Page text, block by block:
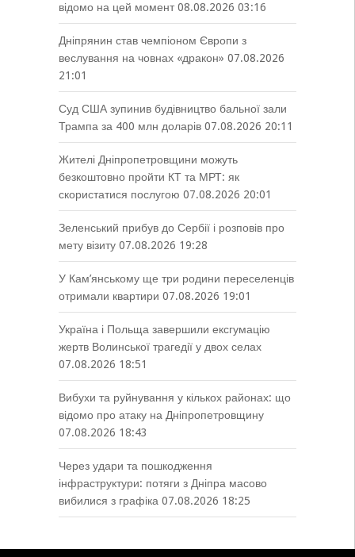
відомо на цей момент 08.08.2026 03:16
Дніпрянин став чемпіоном Європи з
веслування на човнах «дракон» 07.08.2026
21:01
Суд США зупинив будівництво бальної зали
Трампа за 400 млн доларів 07.08.2026 20:11
Жителі Дніпропетровщини можуть
безкоштовно пройти КТ та МРТ: як
скористатися послугою 07.08.2026 20:01
Зеленський прибув до Сербії і розповів про
мету візиту 07.08.2026 19:28
У Кам’янському ще три родини переселенців
отримали квартири 07.08.2026 19:01
Україна і Польща завершили ексгумацію
жертв Волинської трагедії у двох селах
07.08.2026 18:51
Вибухи та руйнування у кількох районах: що
відомо про атаку на Дніпропетровщину
07.08.2026 18:43
Через удари та пошкодження
інфраструктури: потяги з Дніпра масово
вибилися з графіка 07.08.2026 18:25